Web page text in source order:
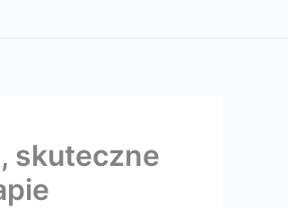
skuteczne